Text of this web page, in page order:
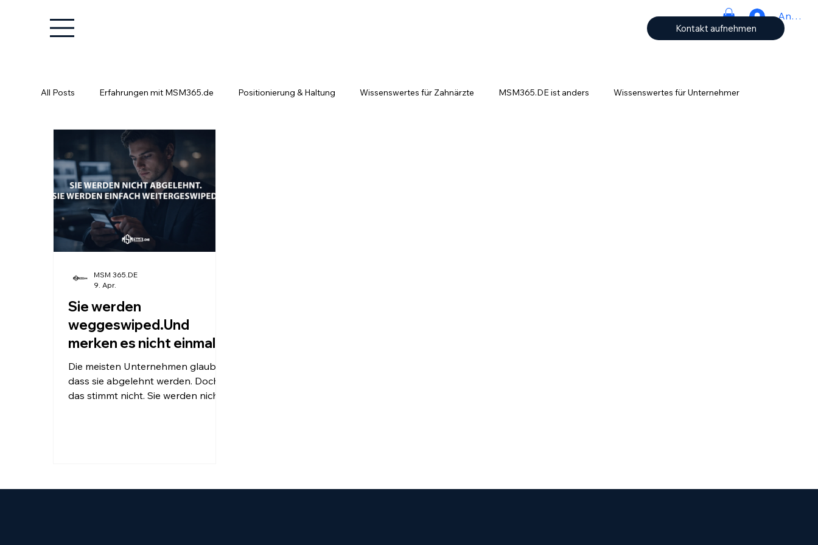
Kontakt aufnehmen
All Posts Erfahrungen mit MSM365.de Positionierung & Haltung Wissenswertes für Zahnärzte MSM365.DE ist anders Wissenswertes für Unternehmer
Positionierung ist kein Glücksspiel
Sie werden
weggeswiped.Und
merken es nicht einmal.
Die meisten Unternehmen glauben,
dass sie abgelehnt werden. Doch
das stimmt nicht. Sie werden nicht
MSM 365.DE
9. Apr.